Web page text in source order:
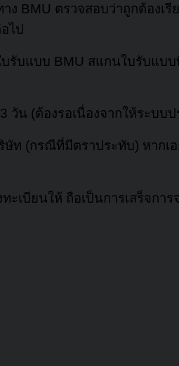
BMU ตรวจสอบว่าถูกต้องเรี
ไป
รับแบบ BMU สแกนใบรับแบ
วัน (ต้องรอเนื่องจากให้ระบ
(กรณีที่มีตราประทับ) หากเอ
เบียนให้ ถือเป็นการเสร็จกา